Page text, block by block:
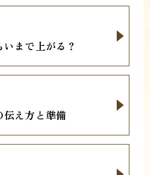
まで上がる？
え方と準備